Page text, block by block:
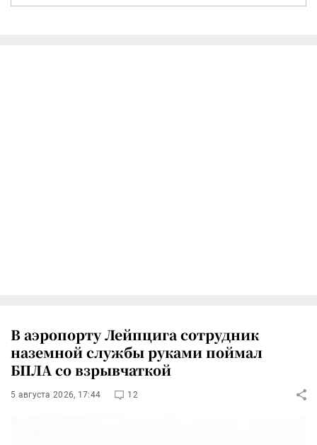
В аэропорту Лейпцига сотрудник
наземной службы руками поймал
БПЛА со взрывчаткой
5 августа 2026, 17:44 12